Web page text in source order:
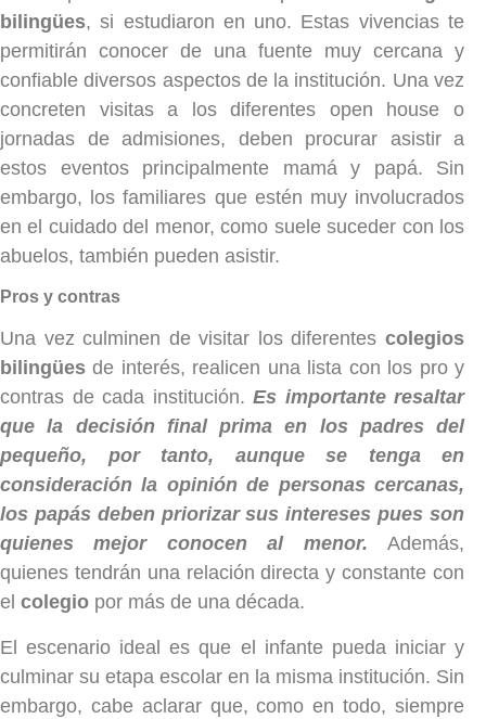
bilingües, si estudiaron en uno. Estas vivencias te
permitirán conocer de una fuente muy cercana y
confiable diversos aspectos de la institución. Una vez
concreten visitas a los diferentes open house o
jornadas de admisiones, deben procurar asistir a
estos eventos principalmente mamá y papá. Sin
embargo, los familiares que estén muy involucrados
en el cuidado del menor, como suele suceder con los
abuelos, también pueden asistir.
Pros y contras
Una vez culminen de visitar los diferentes colegios
bilingües de interés, realicen una lista con los pro y
contras de cada institución. Es importante resaltar
que la decisión final prima en los padres del
pequeño, por tanto, aunque se tenga en
consideración la opinión de personas cercanas,
los papás deben priorizar sus intereses pues son
quienes mejor conocen al menor. Además,
quienes tendrán una relación directa y constante con
el colegio por más de una década.
El escenario ideal es que el infante pueda iniciar y
culminar su etapa escolar en la misma institución. Sin
embargo, cabe aclarar que, como en todo, siempre